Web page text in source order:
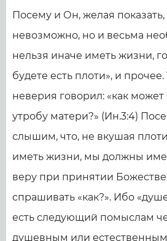
Посему и Он, желая показать,
невозможно, но и весьма
нельзя иначе иметь жизни,
будете есть плоти», и
неверия говорил: «как может
утробу матери?» (Ин.3:4)
слышим, что, не вкушая
иметь жизни, мы должны
веру при принятии
спрашивать «как?». Ибо
есть следующий помыслам
душевным или